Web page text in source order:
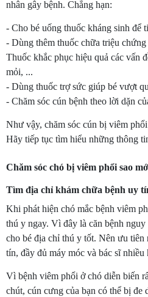
nhân gây bệnh. Chẳng hạn:
- Cho bé uống thuốc kháng sinh để
- Dùng thêm thuốc chữa triệu
Thuốc khắc phục hiệu quả các vấn
mỏi, ...
- Dùng thuốc trợ sức giúp bé vượt
- Chăm sóc cún bệnh theo lời dặn
Như vậy, chăm sóc cún bị viêm
Hãy tiếp tục tìm hiểu những thông
Chăm sóc chó bị viêm phổi sao
Tìm địa chỉ khám chữa bệnh uy
Khi phát hiện chó mắc bệnh viêm
thú y ngay. Vì đây là căn bệnh
cho bé địa chỉ thú y tốt. Nên ưu
tín, đầy đủ máy móc và bác sĩ nhiều
Vì bệnh viêm phổi ở chó diễn biến
chút, cún cưng của bạn có thể bị đe